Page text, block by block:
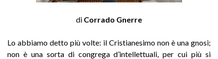
di Corrado Gnerre
Lo abbiamo detto più volte: il Cristianesimo non è una gnosi;
non è una sorta di congrega d’intellettuali, per cui più si